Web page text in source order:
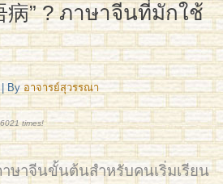
病” ? ภาษาจีนที่มักใช้
By อาจารย์สุวรรณา
times!
ษาจีนขั้นต้นสำหรับคนเริ่มเรียน